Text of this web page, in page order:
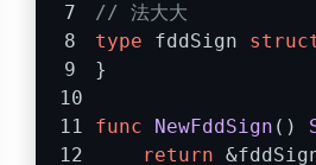
// 法大大
type fddSign
}
func NewFddSign ()
return